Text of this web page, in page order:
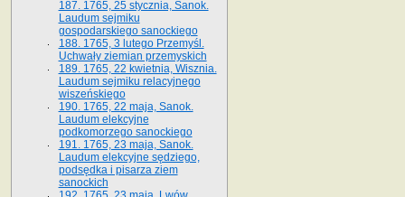
187. 1765, 25 stycznia, Sanok.
Laudum sejmiku
gospodarskiego sanockiego
188. 1765, 3 lutego Przemyśl.
Uchwały ziemian przemyskich
189. 1765, 22 kwietnia, Wisznia.
Laudum sejmiku relacyjnego
wiszeńskiego
190. 1765, 22 maja, Sanok.
Laudum elekcyjne
podkomorzego sanockiego
191. 1765, 23 maja, Sanok.
Laudum elekcyjne sędziego,
podsędka i pisarza ziem
sanockich